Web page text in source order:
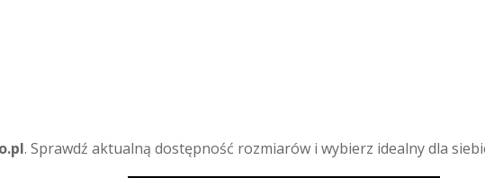
. Sprawdź aktualną dostępność rozmiarów i wybierz idealny dla